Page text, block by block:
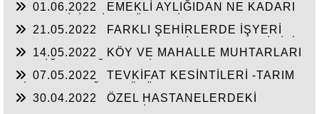
DURUMU İLE İŞ SÖZLEŞMESİNİN DEVRİDE
İŞÇİLERİN SGK MATRAHLARI
01.06.2022
EMEKLİ AYLIĞIDAN NE KADARI
İŞCİNİN BU SÜRELERİ PRİM GÜNÜNDEN
DÜŞÜLEBİLİR Mİ?
21.05.2022
FARKLI ŞEHİRLERDE İŞYERİ
TEŞVİKLERDEN YARARLANMASI--UZUN
SÜRELİ RAPOR ONAYLARI
14.05.2022
KÖY VE MAHALLE MUHTARLARI
İLGİLİ BİLGİLER
07.05.2022
TEVKİFAT KESİNTİLERİ -TARIM
30.04.2022
ÖZEL HASTANELERDEKİ